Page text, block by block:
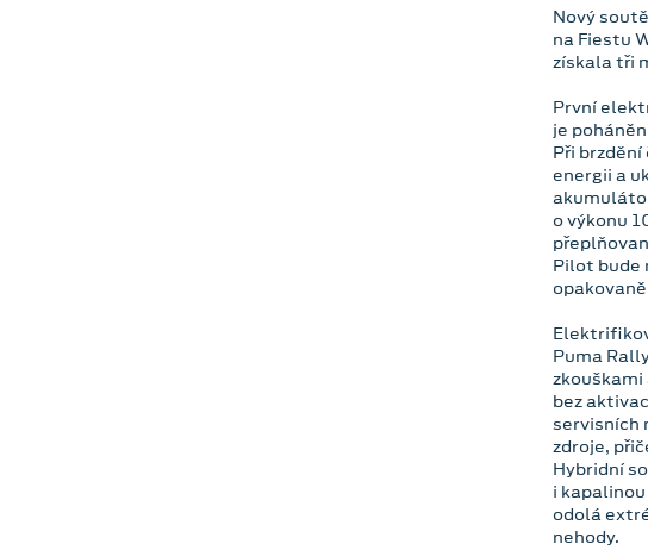
Nový
na Fiestu
získala tři
První
je
Při
energii a
o výkonu
Pilot bude
Puma
bez
servisních
zdroje,
Hybridní
i
odolá
nehody.